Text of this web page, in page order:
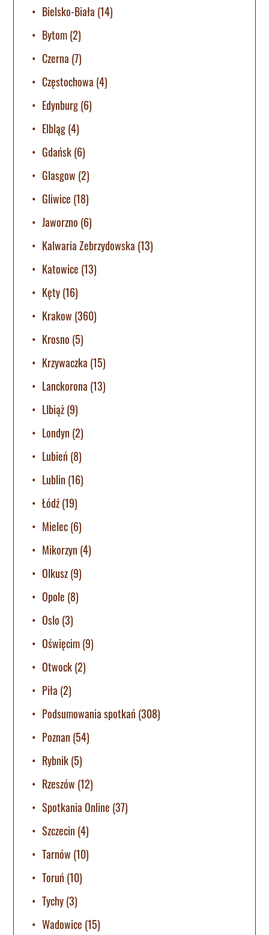
Bielsko-Biała (14)
Bytom(2)
Czerna (7)
Częstochowa (4)
Edynburg(6)
Elbląg(4)
Gdańsk(6)
Glasgow (2)
Gliwice (18)
Jaworzno (6)
Kalwaria Zebrzydowska (13)
Katowice (13)
Kęty(16)
Krakow (360)
Krosno (5)
Krzywaczka (15)
Lanckorona (13)
LIbiąż(9)
Londyn (2)
Lubień (8)
Lublin (16)
Łódź(19)
Mielec(6)
Mikorzyn (4)
Olkusz(9)
Opole (8)
Oslo (3)
Oświęcim(9)
Otwock(2)
Piła (2)
Podsumowania spotkań (308)
Poznan (54)
Rybnik(5)
Rzeszów (12)
Spotkania Online (37)
Szczecin (4)
Tarnów (10)
Toruń (10)
Tychy(3)
Wadowice (15)